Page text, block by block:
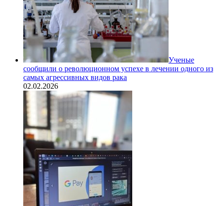
Ученые
сообщили о революционном успехе в лечении одного из
самых агрессивных видов рака
02.02.2026